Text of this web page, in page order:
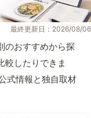
最終更新日：2026/08/06
のおすすめから探
較したりできま
式情報と独自取材